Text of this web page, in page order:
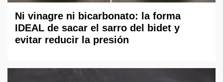
Ni vinagre ni bicarbonato: la forma
IDEAL de sacar el sarro del bidet y
evitar reducir la presión